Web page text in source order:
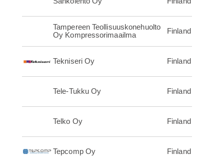
Tampereen Teollisuuskonehuolto
Oy Kompressorimaailma
Finland
Tekniseri Oy Finland
Tele-Tukku Oy Finland
Telko Oy Finland
Tepcomp Oy Finland